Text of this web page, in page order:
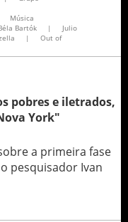
Música
Bartók |
Julio
|
Out of
pobres e iletrados,
York"
a primeira fase
pesquisador Ivan